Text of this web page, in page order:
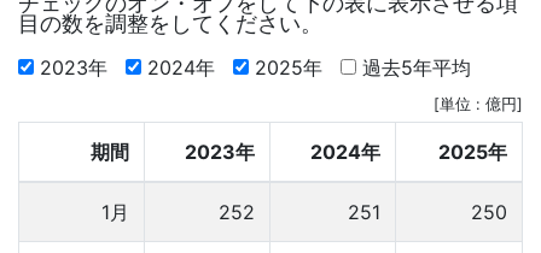
目の数を調整をしてください。
2023年 2024年 2025年 過去5年平均
[単位 : 億円]
期間 2023年 2024年 2025年
1月 252 251 250